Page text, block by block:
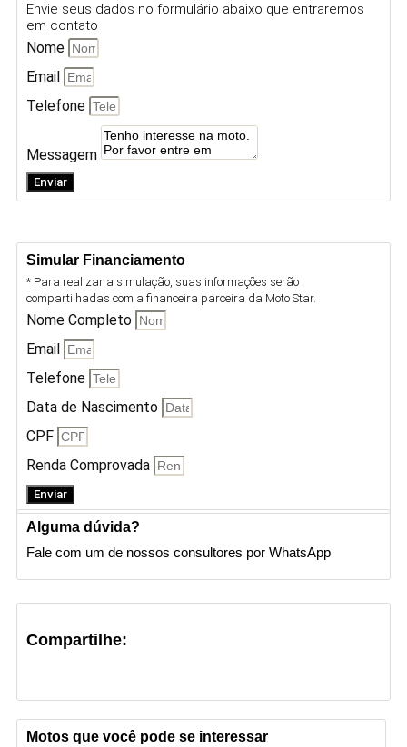
Envie seus dados no formulário abaixo que entraremos
em contato
Nome
Email
Telefone
Messagem
Enviar
Simular Financiamento
* Para realizar a simulação, suas informações serão
compartilhadas com a financeira parceira da Moto Star.
Nome Completo
Email
Telefone
Data de Nascimento
CPF
Renda Comprovada
Enviar
Alguma dúvida?
Fale com um de nossos consultores por WhatsApp
Compartilhe:
Motos que você pode se interessar